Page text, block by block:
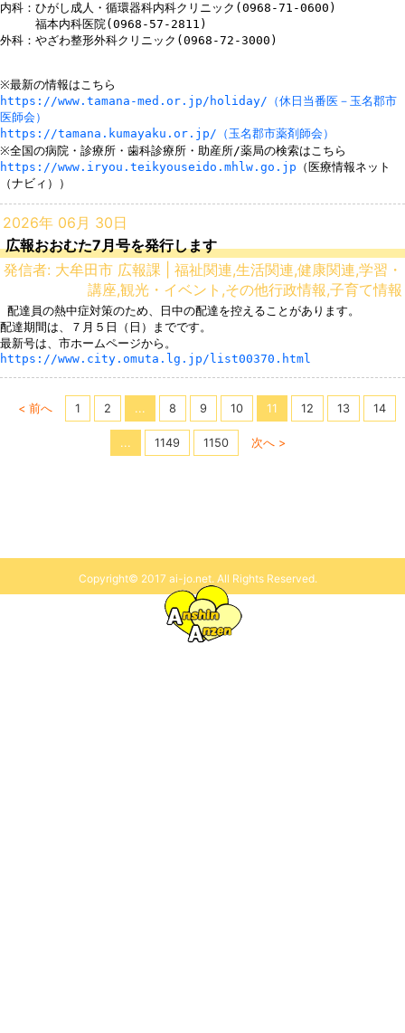
内科：ひがし成人・循環器科内科クリニック(0968-71-0600)
福本内科医院(0968-57-2811)
外科：やざわ整形外科クリニック(0968-72-3000)
https://www.tamana-med.or.jp/holiday/（休日当番医－玉名郡市
医師会）
https://tamana.kumayaku.or.jp/（玉名郡市薬剤師会）
https://www.iryou.teikyouseido.mhlw.go.jp （医療情報ネット
（ナビィ））
2026年 06月 30日
広報おおむた7月号を発行します
発信者: 大牟田市 広報課 | 福祉関連,生活関連,健康関連,学習・
講座,観光・イベント,その他行政情報,子育て情報
配達期間は、７月５日（日）までです。
https://www.city.omuta.lg.jp/list00370.html
< 前へ 1 2 ... 8 9 10 11 12 13 14
... 1149 1150 次へ >
Copyright© 2017 ai-jo.net. All Rights Reserved.